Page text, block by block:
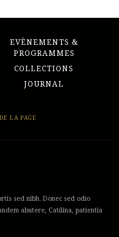
EVÈNEMENTS &
PROGRAMMES
COLLECTIONS
JOURNAL
LA PAGE
sed nibh. Donec sed odio
abutere, Catilina, patientia